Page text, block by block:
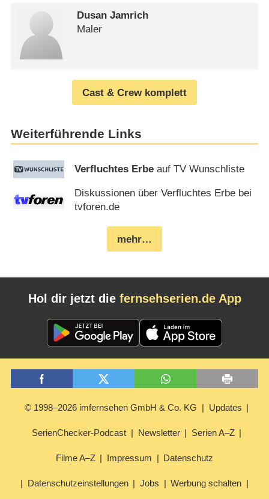
Dusan Jamrich
Maler
Cast & Crew komplett
Weiterführende Links
Verfluchtes Erbe auf TV Wunschliste
Diskussionen über Verfluchtes Erbe bei
tvforen.de
mehr…
Hol dir jetzt die fernsehserien.de App
© 1998–2026 imfernsehen GmbH & Co. KG Updates
SerienChecker-Podcast Newsletter Serien A–Z
Filme A–Z Impressum Datenschutz
Datenschutzeinstellungen Jobs Werbung schalten